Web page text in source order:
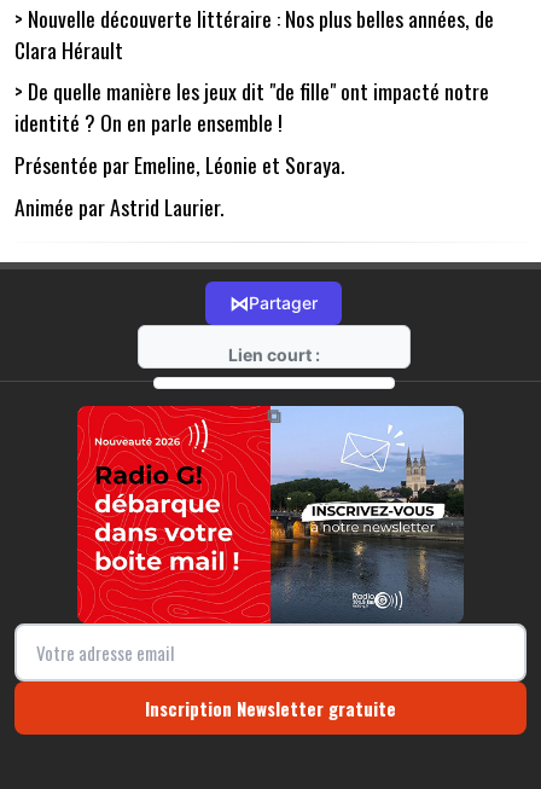
> Nouvelle découverte littéraire : Nos plus belles années, de
Clara Hérault
> De quelle manière les jeux dit "de fille" ont impacté notre
identité ? On en parle ensemble !
Présentée par Emeline, Léonie et Soraya.
Animée par Astrid Laurier.
⋈Partager
Lien court :
https://radio-g.fr?22153
⧉
Inscription Newsletter gratuite